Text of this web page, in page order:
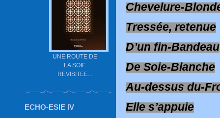
UNE ROUTE DE
LA SOIE
REVISITEE...
ECHO-ESIE IV
Chevelure-
Tressée, retenue
D’un fin-Bandeau
De Soie-Blanche
Au-dessus du-
Elle s’appuie